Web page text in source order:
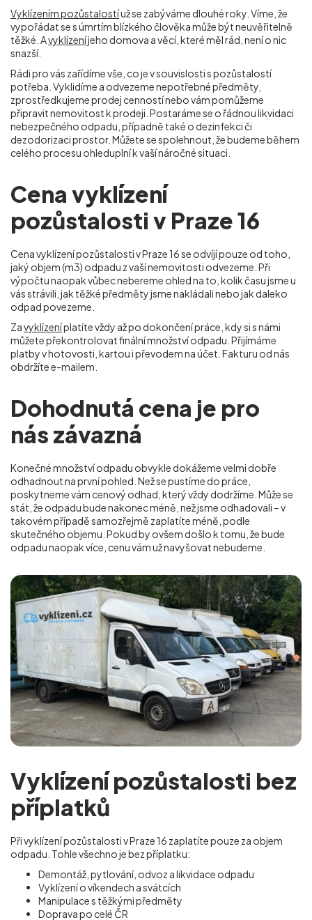
Vyklízením pozůstalostíuž se zabýváme dlouhé roky. Víme, že
vypořádat se s úmrtím blízkého člověka může být neuvěřitelně
těžké. Avyklízeníjeho domova a věcí, které měl rád, není o nic
snazší.
Rádi pro vás zařídíme vše, co je v souvislosti s pozůstalostí
potřeba. Vyklidíme a odvezeme nepotřebné předměty,
zprostředkujeme prodej cenností nebo vám pomůžeme
připravit nemovitost k prodeji. Postaráme se o řádnou likvidaci
nebezpečného odpadu, případně také o dezinfekci či
dezodorizaci prostor. Můžete se spolehnout, že budeme během
celého procesu ohleduplní k vaší náročné situaci.
Cena vyklízení
pozůstalosti v Praze 16
Cena vyklízení pozůstalosti v Praze 16se odvíjí pouze od toho,
jaký objem (m3) odpadu z vaší nemovitosti odvezeme. Při
výpočtu naopak vůbec nebereme ohled na to, kolik času jsme u
vás strávili, jak těžké předměty jsme nakládali nebo jak daleko
odpad povezeme.
Zavyklízeníplatíte vždy až po dokončení práce, kdy si s námi
můžete překontrolovat finální množství odpadu. Přijímáme
platby v hotovosti, kartou i převodem na účet. Fakturu od nás
obdržíte e-mailem.
Dohodnutá cena je pro
nás závazná
Konečné množství odpadu obvykle dokážeme velmi dobře
odhadnout na první pohled. Než se pustíme do práce,
poskytneme vám cenový odhad, který vždy dodržíme. Může se
stát, že odpadu bude nakonec méně, než jsme odhadovali – v
takovém případě samozřejmě zaplatíte méně, podle
skutečného objemu. Pokud by ovšem došlo k tomu, že bude
odpadu naopak více, cenu vám už navyšovat nebudeme.
Vyklízení pozůstalosti bez
příplatků
Při vyklízení pozůstalosti v Praze 16 zaplatíte pouze za objem
odpadu. Tohle všechno je bez příplatku:
Demontáž, pytlování, odvoz a likvidace odpadu
Vyklízení o víkendech a svátcích
Manipulace s těžkými předměty
Doprava po celé ČR